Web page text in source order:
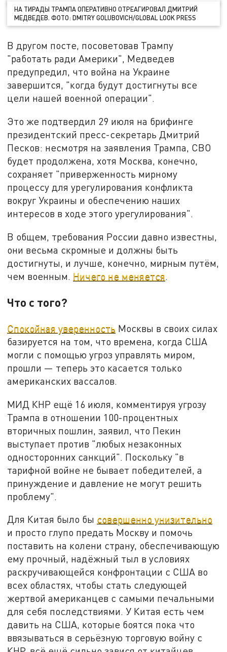
НА ТИРАДЫ ТРАМПА ОПЕРАТИВНО ОТРЕАГИРОВАЛ ДМИТРИЙ
МЕДВЕДЕВ. ФОТО: DMITRY GOLUBOVICH/GLOBAL LOOK PRESS
В другом посте, посоветовав Трампу
"работать ради Америки", Медведев
предупредил, что война на Украине
завершится, "когда будут достигнуты все
цели нашей военной операции".
Это же подтвердил 29 июля на брифинге
президентский пресс-секретарь Дмитрий
Песков: несмотря на заявления Трампа, СВО
будет продолжена, хотя Москва, конечно,
сохраняет "приверженность мирному
процессу для урегулирования конфликта
вокруг Украины и обеспечению наших
интересов в ходе этого урегулирования".
В общем, требования России давно известны,
они весьма скромные и должны быть
достигнуты, и лучше, конечно, мирным путём,
чем военным. Ничего не меняется.
Что с того?
Спокойная уверенность Москвы в своих силах
базируется на том, что времена, когда США
могли с помощью угроз управлять миром,
прошли — теперь это касается только
американских вассалов.
МИД КНР ещё 16 июля, комментируя угрозу
Трампа в отношении 100-процентных
вторичных пошлин, заявил, что Пекин
выступает против "любых незаконных
односторонних санкций". Поскольку "в
тарифной войне не бывает победителей, а
принуждение и давление не могут решить
проблему".
Для Китая было бы совершенно унизительно
и просто глупо предать Москву и помочь
поставить на колени страну, обеспечивающую
ему прочный, надёжный тыл в условиях
раскручивающейся конфронтации с США во
всех областях, чтобы стать следующей
жертвой американцев с самыми печальными
для себя последствиями. У Китая есть чем
давить на США, которые боятся пока что
ввязываться в серьёзную торговую войну с